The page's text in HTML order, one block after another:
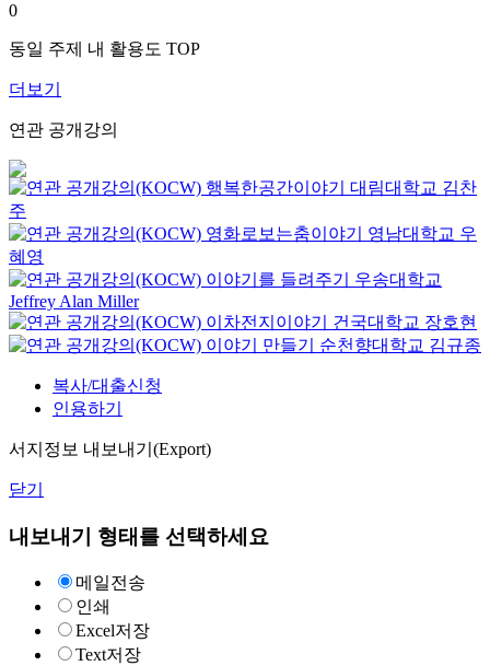
0
동일 주제 내 활용도 TOP
더보기
연관 공개강의
행복한공간이야기 대림대학교 김찬
주
영화로보는춤이야기
영남대학교 우
혜영
이야기를 들려주기
우송대학교
Jeffrey Alan Miller
이차전지이야기
건국대학교 장호현
이야기 만들기
순천향대학교 김규종
복사/대출신청
인용하기
서지정보 내보내기(Export)
닫기
내보내기 형태를 선택하세요
메일전송
인쇄
Excel저장
Text저장